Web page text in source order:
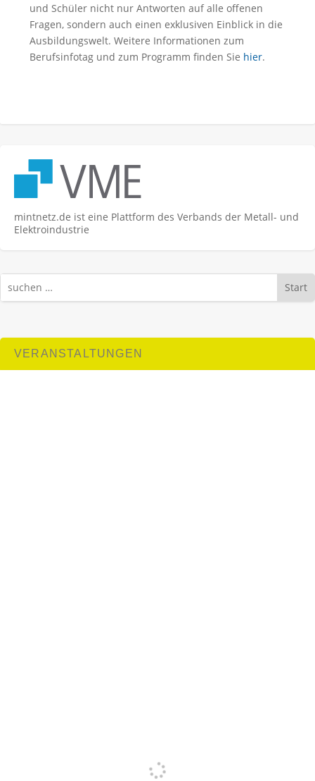
und Schüler nicht nur Antworten auf alle offenen
Fragen, sondern auch einen exklusiven Einblick in die
Ausbildungswelt. Weitere Informationen zum
Berufsinfotag und zum Programm finden Sie hier.
mintnetz.de ist eine Plattform des Verbands der Metall- und
Elektroindustrie
Start
VERANSTALTUNGEN